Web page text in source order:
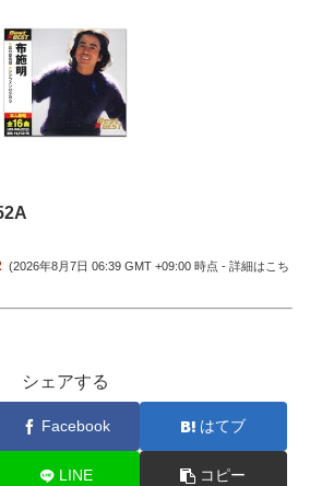
(2026年8月7日 06:39 GMT +09:00 時点 -詳細はこち
シェアする
Facebook はてブ
LINE コピー